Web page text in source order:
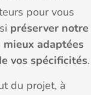
pour vous
préserver notre
adaptées
vos spécificités.
du projet, à